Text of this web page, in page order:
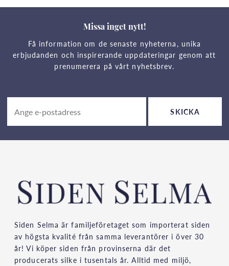
Missa inget nytt!
Få information om de senaste nyheterna, unika
erbjudanden och inspirerande uppdateringar genom att
prenumerera på vårt nyhetsbrev.
SKICKA
Siden Selma är familjeföretaget som importerat siden
av högsta kvalité från samma leverantörer i över 30
år! Vi köper siden från provinserna där det
producerats silke i tusentals år. Alltid med miljö,